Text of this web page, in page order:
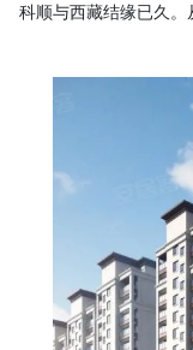
科顺与西藏结缘已久。